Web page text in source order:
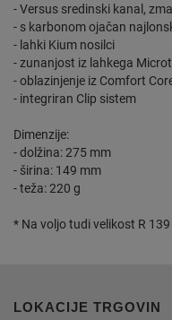
- Versus sredinski kanal,
- s karbonom ojačan
- lahki Kium nosilci
- zunanjost iz lahkega
- oblazinjenje iz Comfort
- integriran Clip sistem
Dimenzije:
- dolžina: 275 mm
- širina: 149 mm
- teža: 220 g
* Na voljo tudi velikost R
LOKACIJE TRGOVIN